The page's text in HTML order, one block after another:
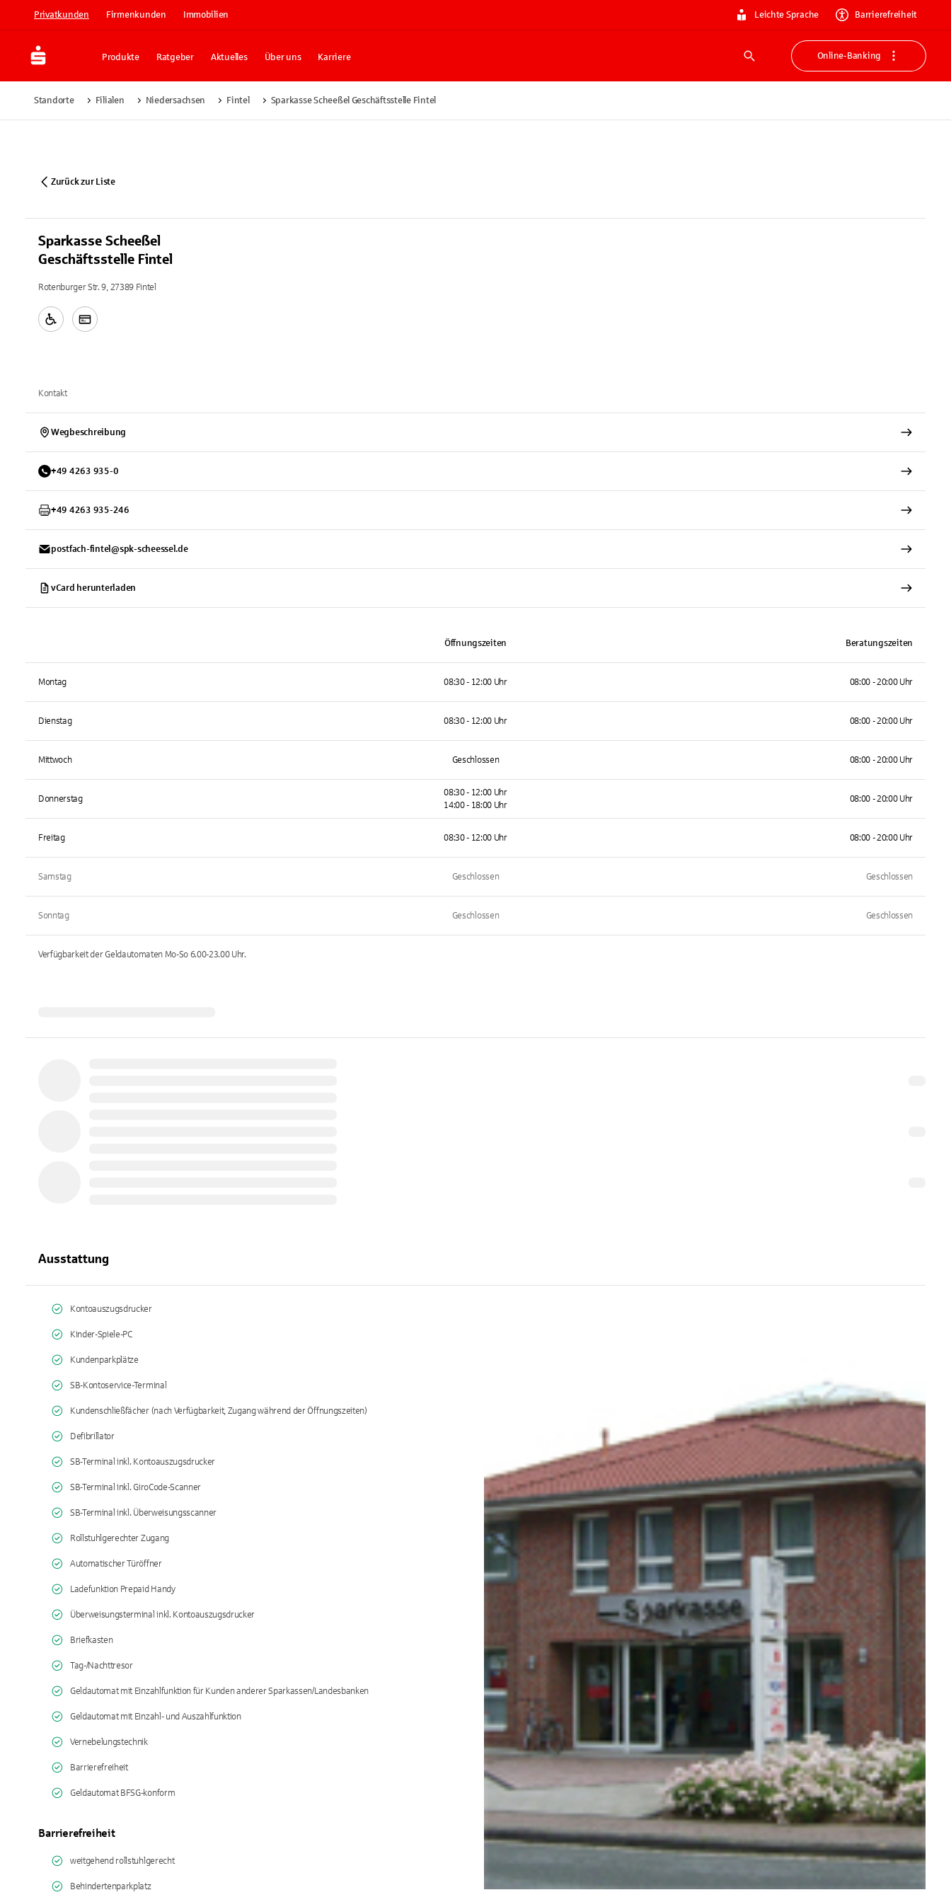
Privatkunden Firmenkunden Immobilien Leichte Sprache Barrierefreiheit
Produkte Ratgeber Aktuelles Über uns Karriere
Suche
Online-Banking
Standorte Filialen Niedersachsen Fintel Sparkasse Scheeßel Geschäftsstelle Fintel
Zurück zur Liste
Sparkasse Scheeßel
Geschäftsstelle Fintel
Rotenburger Str. 9, 27389 Fintel
Kontakt
Wegbeschreibung
+49 4263 935-0
+49 4263 935-246
postfach-fintel@spk-scheessel.de
vCard herunterladen
Öffnungszeiten Beratungszeiten
Montag 08:30 - 12:00 Uhr 08:00 - 20:00 Uhr
Dienstag 08:30 - 12:00 Uhr 08:00 - 20:00 Uhr
Mittwoch Geschlossen 08:00 - 20:00 Uhr
Donnerstag
08:30 - 12:00 Uhr
14:00 - 18:00 Uhr
08:00 - 20:00 Uhr
Freitag 08:30 - 12:00 Uhr 08:00 - 20:00 Uhr
Samstag Geschlossen Geschlossen
Sonntag Geschlossen Geschlossen
Verfügbarkeit der Geldautomaten Mo-So 6.00-23.00Uhr.
Ausstattung
Kontoauszugsdrucker
Kinder-Spiele-PC
Kundenparkplätze
SB-Kontoservice-Terminal
Kundenschließfächer (nach Verfügbarkeit, Zugang während der Öffnungszeiten)
Defibrillator
SB-Terminal inkl. Kontoauszugsdrucker
SB-Terminal inkl. GiroCode-Scanner
SB-Terminal inkl. Überweisungsscanner
Rollstuhlgerechter Zugang
Automatischer Türöffner
Ladefunktion Prepaid Handy
Überweisungsterminal inkl. Kontoauszugsdrucker
Briefkasten
Tag-/Nachttresor
Geldautomat mit Einzahlfunktion für Kunden anderer Sparkassen/Landesbanken
Geldautomat mit Einzahl- und Auszahlfunktion
Vernebelungstechnik
Barrierefreiheit
Geldautomat BFSG-konform
Barrierefreiheit
weitgehend rollstuhlgerecht
Behindertenparkplatz